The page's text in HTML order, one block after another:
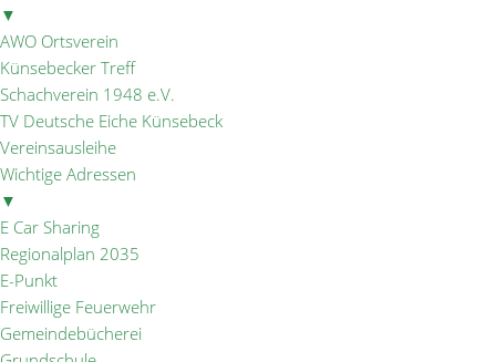
▼
AWO Ortsverein
Künsebecker Treff
Schachverein 1948 e.V.
TV Deutsche Eiche Künsebeck
Vereinsausleihe
Wichtige Adressen
▼
E Car Sharing
Regionalplan 2035
E-Punkt
Freiwillige Feuerwehr
Gemeindebücherei